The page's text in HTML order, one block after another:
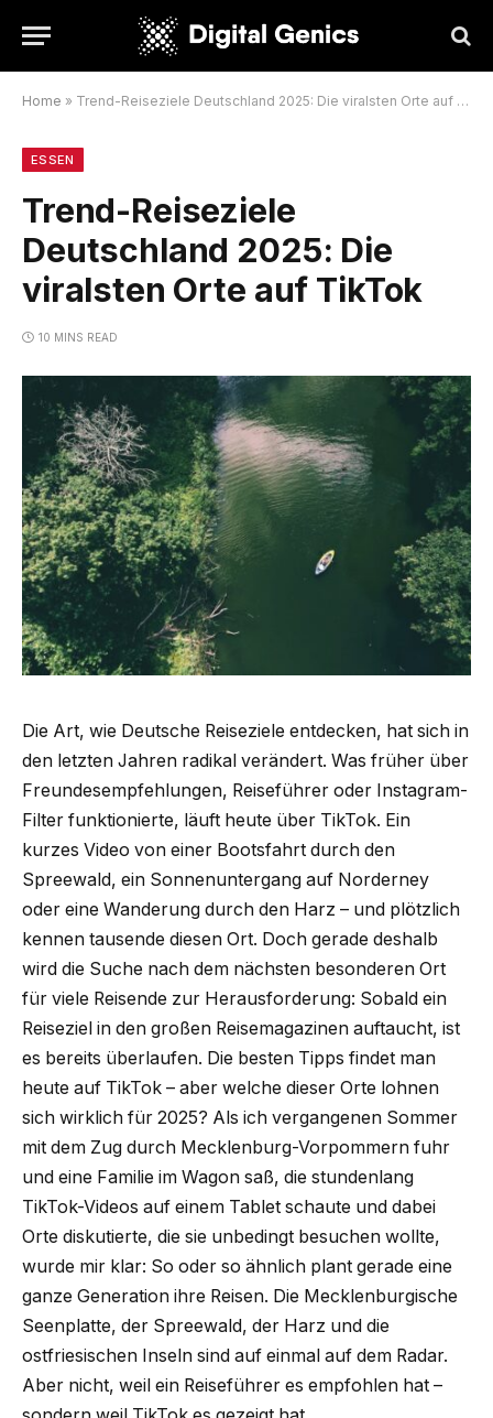
Home » Trend-Reiseziele Deutschland 2025: Die viralsten Orte auf TikTok
ESSEN
Trend-Reiseziele
Deutschland 2025: Die
viralsten Orte auf TikTok
10 MINS READ
Die Art, wie Deutsche Reiseziele entdecken, hat sich in
den letzten Jahren radikal verändert. Was früher über
Freundesempfehlungen, Reiseführer oder Instagram-
Filter funktionierte, läuft heute über TikTok. Ein
kurzes Video von einer Bootsfahrt durch den
Spreewald, ein Sonnenuntergang auf Norderney
oder eine Wanderung durch den Harz – und plötzlich
kennen tausende diesen Ort. Doch gerade deshalb
wird die Suche nach dem nächsten besonderen Ort
für viele Reisende zur Herausforderung: Sobald ein
Reiseziel in den großen Reisemagazinen auftaucht, ist
es bereits überlaufen. Die besten Tipps findet man
heute auf TikTok – aber welche dieser Orte lohnen
sich wirklich für 2025? Als ich vergangenen Sommer
mit dem Zug durch Mecklenburg-Vorpommern fuhr
und eine Familie im Wagon saß, die stundenlang
TikTok-Videos auf einem Tablet schaute und dabei
Orte diskutierte, die sie unbedingt besuchen wollte,
wurde mir klar: So oder so ähnlich plant gerade eine
ganze Generation ihre Reisen. Die Mecklenburgische
Seenplatte, der Spreewald, der Harz und die
ostfriesischen Inseln sind auf einmal auf dem Radar.
Aber nicht, weil ein Reiseführer es empfohlen hat –